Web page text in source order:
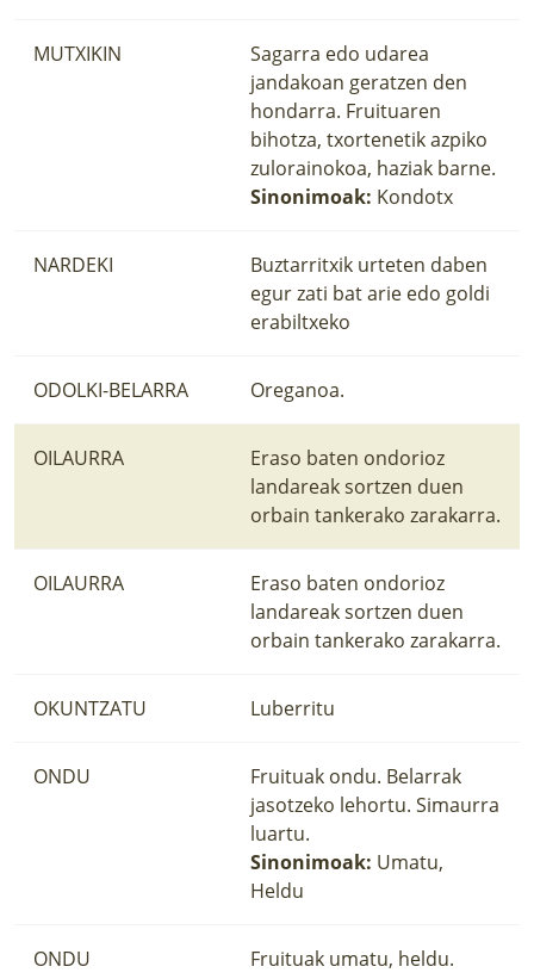
MUTXIKIN
Sagarra edo udarea
jandakoan geratzen den
hondarra. Fruituaren
bihotza, txortenetik azpiko
zulorainokoa, haziak barne.
Sinonimoak: Kondotx
NARDEKI
Buztarritxik urteten daben
egur zati bat arie edo goldi
erabiltxeko
ODOLKI-BELARRA Oreganoa.
OILAURRA
Eraso baten ondorioz
landareak sortzen duen
orbain tankerako zarakarra.
OILAURRA
Eraso baten ondorioz
landareak sortzen duen
orbain tankerako zarakarra.
OKUNTZATU Luberritu
ONDU
Fruituak ondu. Belarrak
jasotzeko lehortu. Simaurra
luartu.
Sinonimoak: Umatu,
Heldu
ONDU
Fruituak umatu, heldu.